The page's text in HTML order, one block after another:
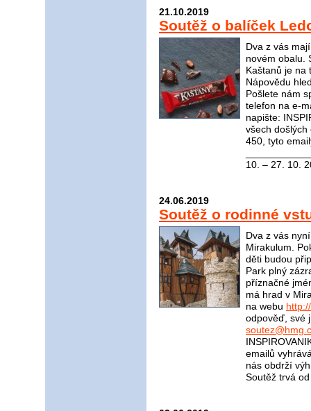
21.10.2019
Soutěž o balíček
Dva z vás
novém obalu.
Kaštanů je na
Nápovědu
Pošlete nám
telefon na e-
napište:
všech
450, tyto
10. – 27. 10.
24.06.2019
Soutěž o rodinné
Dva z vás
Mirakulum.
děti budou
Park plný
příznačné
má hrad v
na webu
odpověď, své
emailů
nás obdrží
Soutěž trvá